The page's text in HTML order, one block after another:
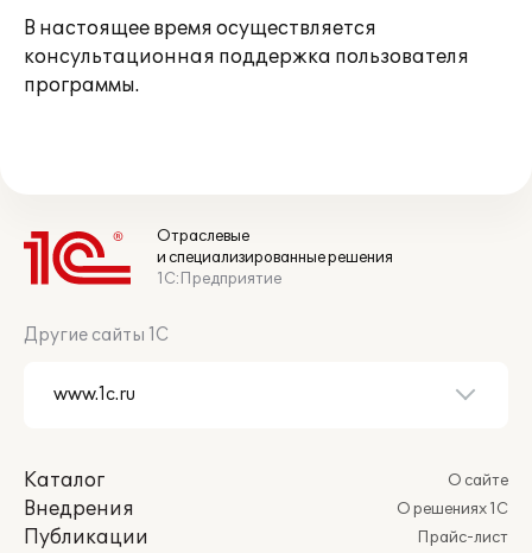
В настоящее время осуществляется
консультационная поддержка пользователя
программы.
Отраслевые
и специализированные решения
1С:Предприятие
Другие сайты 1С
Каталог
Внедрения
Публикации
О сайте
О решениях 1С
Прайс-лист